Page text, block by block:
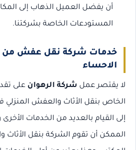
أن يفضل العميل الذهاب إلى
المستودعات الخاصة بشركتنا.
خدمات شركة نقل عفش من
الاحساء
لا يقتصر عمل شركة الرهوان على
الخاص بنقل الأثاث والعفش المنزلي
إلى القيام بالعديد من الخدمات
الممكن أن تقوم الشركة بنقل الأثاث